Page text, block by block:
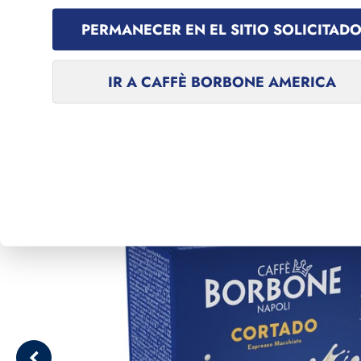
PERMANECER EN EL SITIO SOLICITADO
IR A CAFFÈ BORBONE AMERICA
Ir al contenido¡Suscríbete a la Newsletter y recibe inmediatamente 5€ de
PRODUCTOS